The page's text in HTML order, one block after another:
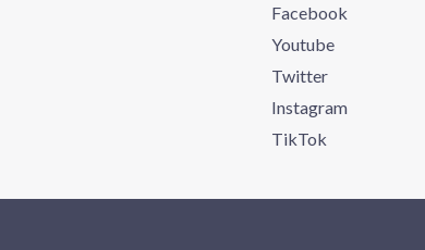
Facebook
Youtube
Twitter
Instagram
TikTok